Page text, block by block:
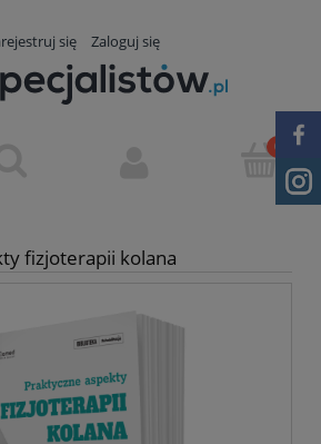
się Zaloguj się
fizjoterapii kolana